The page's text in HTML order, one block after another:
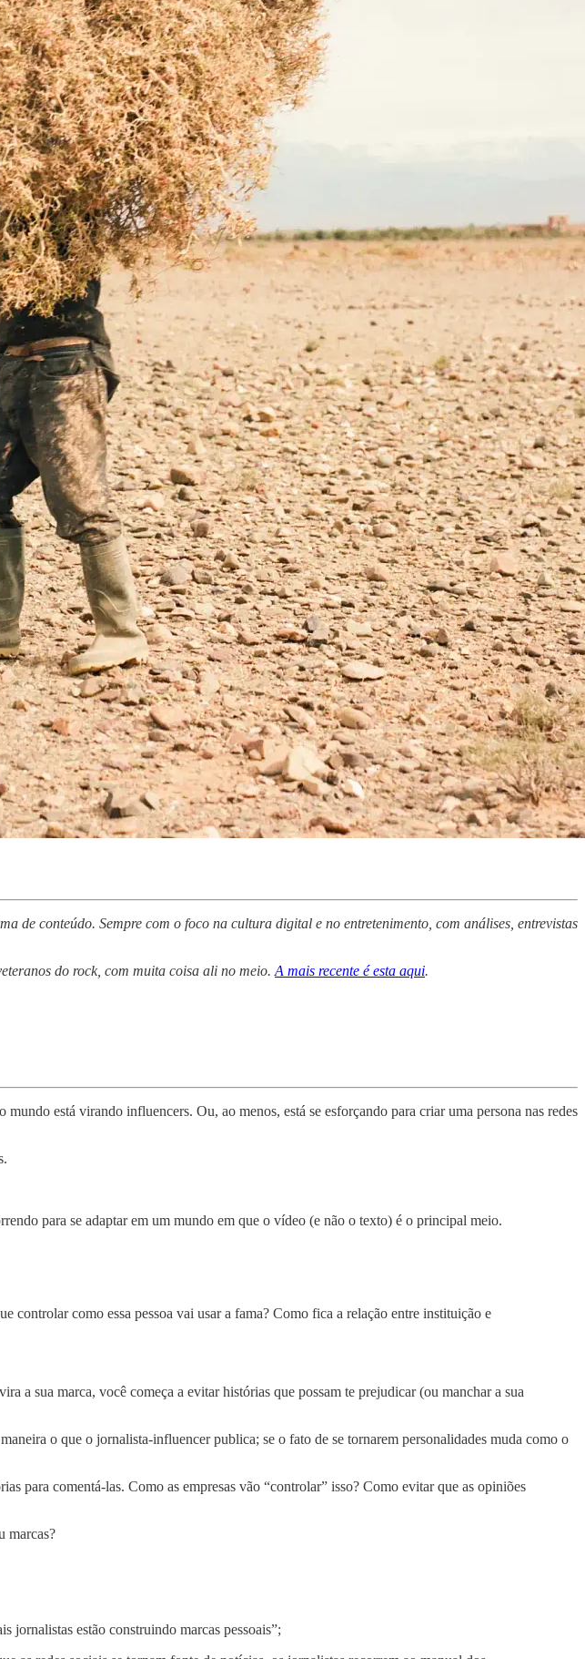
de conteúdo. Sempre com o foco na cultura digital e no entretenimento, com análises, entrevistas
do rock, com muita coisa ali no meio. A mais recente é esta aqui.
está virando influencers. Ou, ao menos, está se esforçando para criar uma persona nas redes
para se adaptar em um mundo em que o vídeo (e não o texto) é o principal meio.
controlar como essa pessoa vai usar a fama? Como fica a relação entre instituição e
a sua marca, você começa a evitar histórias que possam te prejudicar (ou manchar a sua
o que o jornalista-influencer publica; se o fato de se tornarem personalidades muda como o
para comentá-las. Como as empresas vão “controlar” isso? Como evitar que as opiniões
marcas?
jornalistas estão construindo marcas pessoais”;